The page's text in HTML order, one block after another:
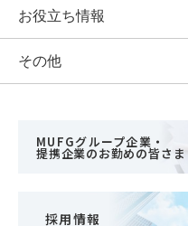
お役立ち情報
その他
MUFGグループ企業・
提携企業のお勤めの皆さま
採用情報